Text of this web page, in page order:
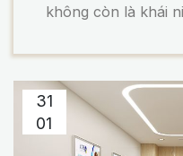
không còn là khái
dự án có vốn đầu
thành
31
01